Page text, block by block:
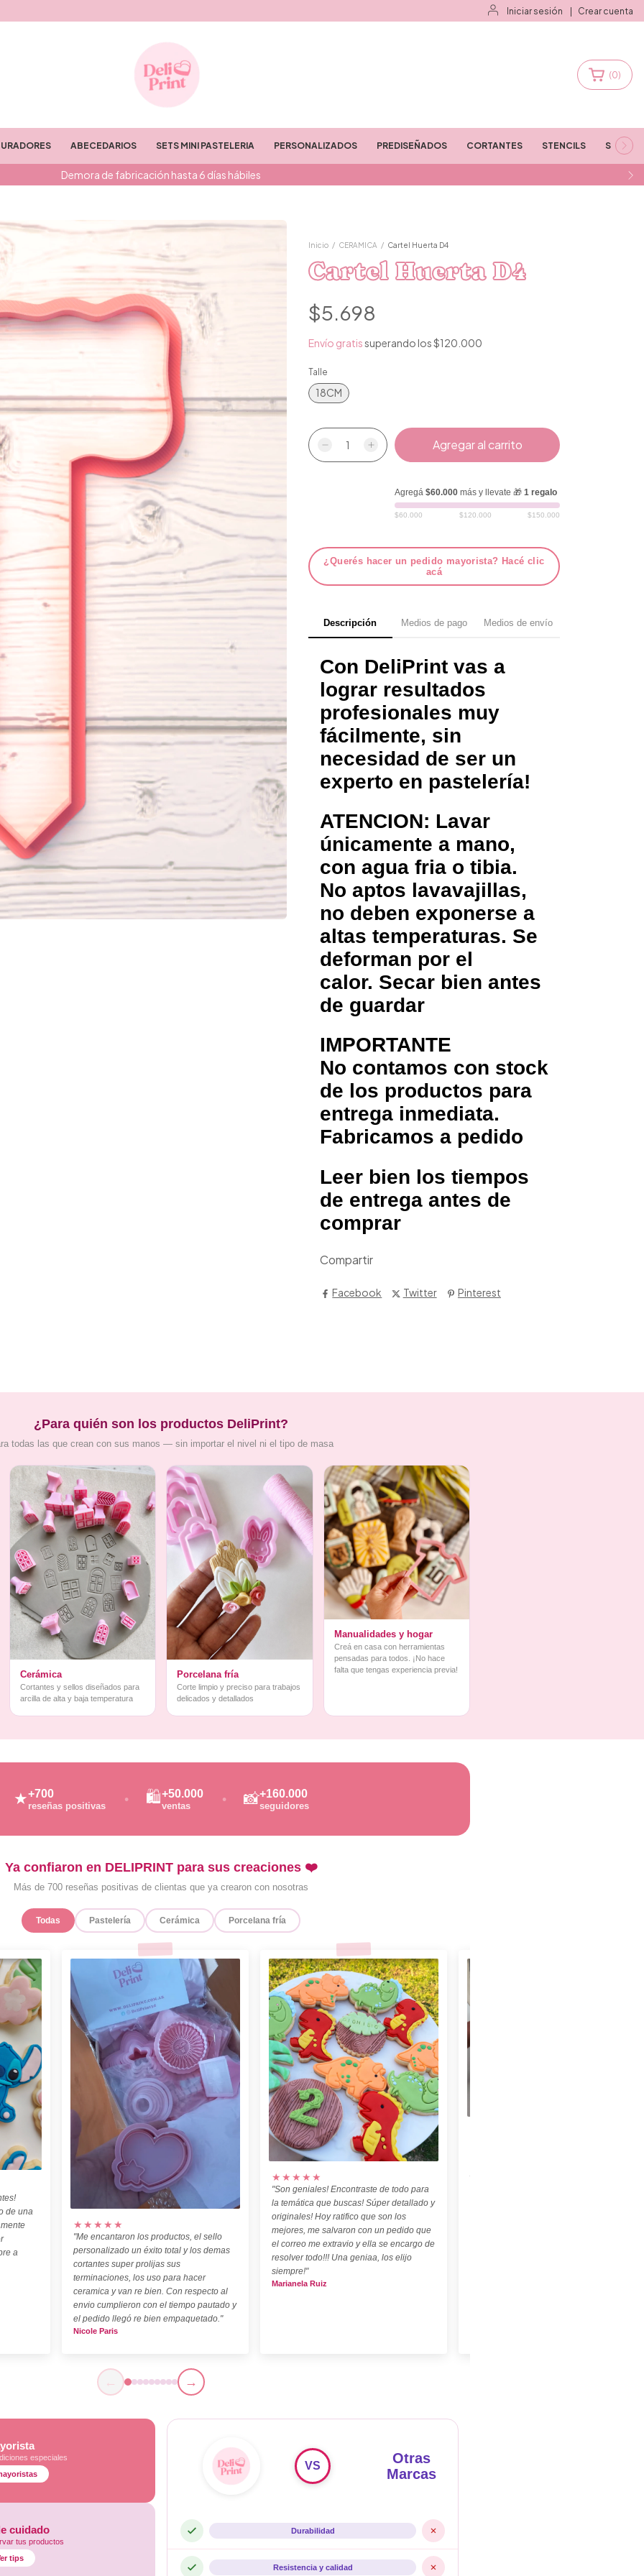
Iniciar sesión Crear cuenta
Demora de fabricación hasta 6 días hábiles
(0)
ABECEDARIOS SETS MINI PASTELERIA PERSONALIZADOS PREDISEÑADOS CORTANTES STENCILS STAMPS
Inicio / CERAMICA / Cartel Huerta D4
Cartel Huerta D4
$5.698
Envío gratissuperando los$120.000
Talle
18CM
Agregá $60.000 más y llevate 🎁 1 regalo
$60.000 $120.000 $150.000
¿Querés hacer un pedido mayorista? Hacé clic
acá
Descripción Medios de pago Medios de envío
Con DeliPrint vas a
lograr resultados
profesionales muy
fácilmente, sin
necesidad de ser un
experto en pastelería!
ATENCION: Lavar
únicamente a mano,
con agua fria o tibia.
No aptos lavavajillas,
no deben exponerse a
altas temperaturas. Se
deforman por el
calor. Secar bien antes
de guardar
IMPORTANTE
No contamos con stock
de los productos para
entrega inmediata.
Fabricamos a pedido
Leer bien los tiempos
de entrega antes de
comprar
Compartir
Facebook Twitter Pinterest
¿Para quién son los productos DeliPrint?
todas las que crean con sus manos — sin importar el nivel ni el tipo de masa
Cerámica
Cortantes y sellos diseñados para
arcilla de alta y baja temperatura
Porcelana fría
Corte limpio y preciso para trabajos
delicados y detallados
Manualidades y hogar
Creá en casa con herramientas
pensadas para todos. ¡No hace
falta que tengas experiencia previa!
★+700
reseñas positivas 🛍️+50.000
ventas 📸+160.000
seguidores
Ya confiaron en DELIPRINT para sus creaciones ❤️
Más de 700 reseñas positivas de clientas que ya crearon con nosotras
Todas Pastelería Cerámica Porcelana fría
de una
a
★★★★★
"Me encantaron los productos, el sello
personalizado un éxito total y los demas
cortantes super prolijas sus
terminaciones, los uso para hacer
ceramica y van re bien. Con respecto al
envio cumplieron con el tiempo pautado y
el pedido llegó re bien empaquetado."
Nicole Paris
★★★★★
"Son geniales! Encontraste de todo para
la temática que buscas! Súper detallado y
originales! Hoy ratifico que son los
mejores, me salvaron con un pedido que
el correo me extravio y ella se encargo de
resolver todo!!! Una geniaa, los elijo
siempre!"
Marianela Ruiz
← →
especiales
cuidado
tus productos
tips
Otras
Marcas
VS
Durabilidad
Resistencia y calidad